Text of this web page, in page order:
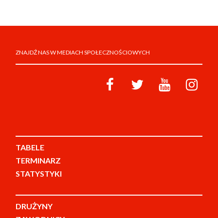
ZNAJDŹ NAS W MEDIACH SPOŁECZNOŚCIOWYCH
TABELE
TERMINARZ
STATYSTYKI
DRUŻYNY